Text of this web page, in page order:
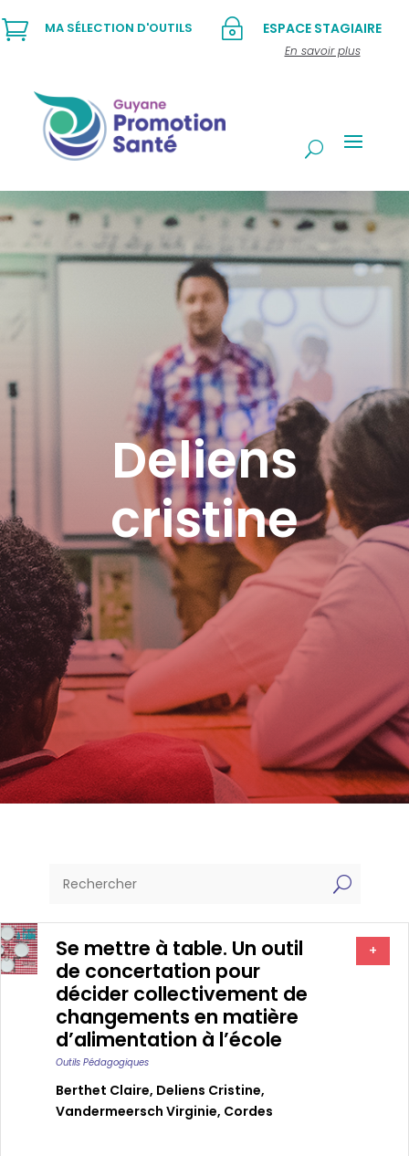
~ ESPACE STAGIAIRE
En savoir plus
 MA SÉLECTION D'OUTILS
Deliens
cristine
U
Se mettre à table. Un outil
de concertation pour
décider collectivement de
changements en matière
d’alimentation à l’école
Outils Pédagogiques
Berthet Claire, Deliens Cristine,
Vandermeersch Virginie, Cordes
+